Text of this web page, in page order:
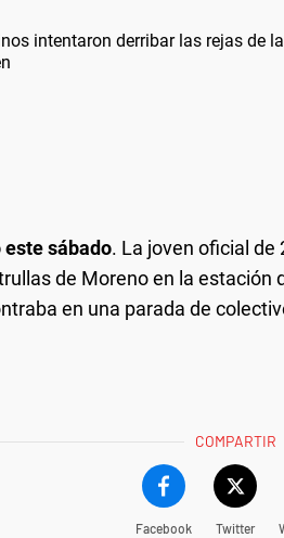
intentaron derribar las rejas de
este sábado. La joven oficial de
de Moreno en la estación
en una parada de
COMPARTIR
Facebook Twitter